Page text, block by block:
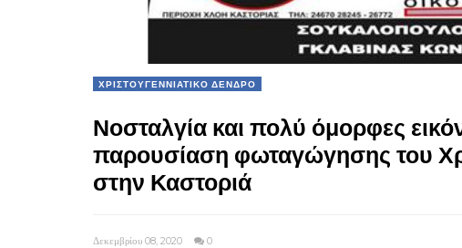
ΧΡΙΣΤΟΥΓΕΝΝΙΑΤΙΚΟ ΔΕΝΔΡΟ
Νοσταλγία και πολύ όμορφες
παρουσίαση φωταγώγησης του
στην Καστοριά
Δεκεμβρίου 08, 2020 0